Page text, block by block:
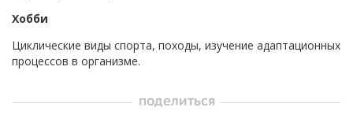
Хобби
Циклические виды спорта, походы, изучение адаптационных
процессов в организме.
поделиться